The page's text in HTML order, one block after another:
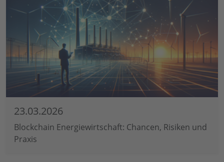
23.03.2026
Blockchain Energiewirtschaft: Chancen, Risiken und
Praxis